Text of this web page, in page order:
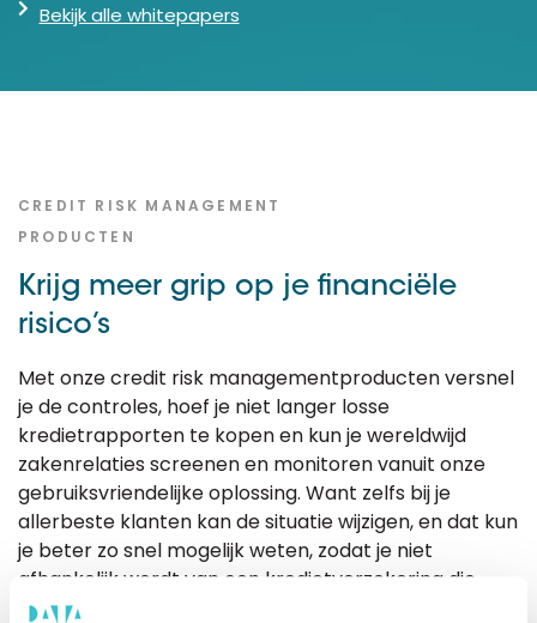
Bekijk alle whitepapers
CREDIT RISK MANAGEMENT
PRODUCTEN
Krijg meer grip op je financiële
risico’s
Met onze credit risk managementproducten versnel
je de controles, hoef je niet langer losse
kredietrapporten te kopen en kun je wereldwijd
zakenrelaties screenen en monitoren vanuit onze
gebruiksvriendelijke oplossing. Want zelfs bij je
allerbeste klanten kan de situatie wijzigen, en dat kun
je beter zo snel mogelijk weten, zodat je niet
afhankelijk wordt van een kredietverzekering die
standaard traag uitbetaalt.